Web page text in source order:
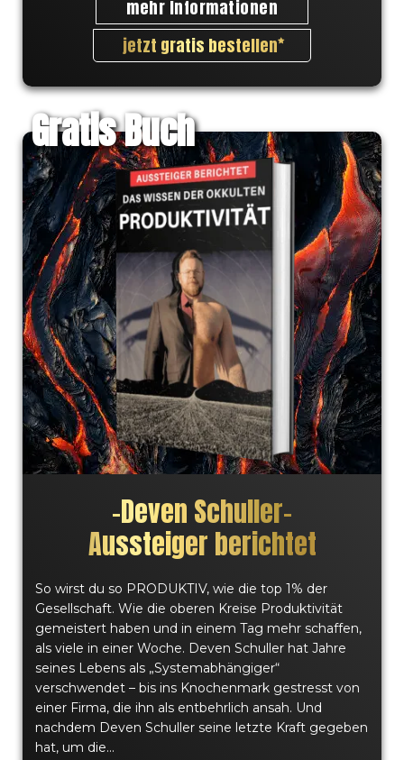
mehr Informationen
jetzt gratis bestellen
Gratis Buch
–Deven Schuller–
Aussteiger berichtet
So wirst du so PRODUKTIV, wie die top 1% der
Gesellschaft. Wie die oberen Kreise Produktivität
gemeistert haben und in einem Tag mehr schaffen,
als viele in einer Woche. Deven Schuller hat Jahre
seines Lebens als „Systemabhängiger“
verschwendet – bis ins Knochenmark gestresst von
einer Firma, die ihn als entbehrlich ansah. Und
nachdem Deven Schuller seine letzte Kraft gegeben
hat, um die...